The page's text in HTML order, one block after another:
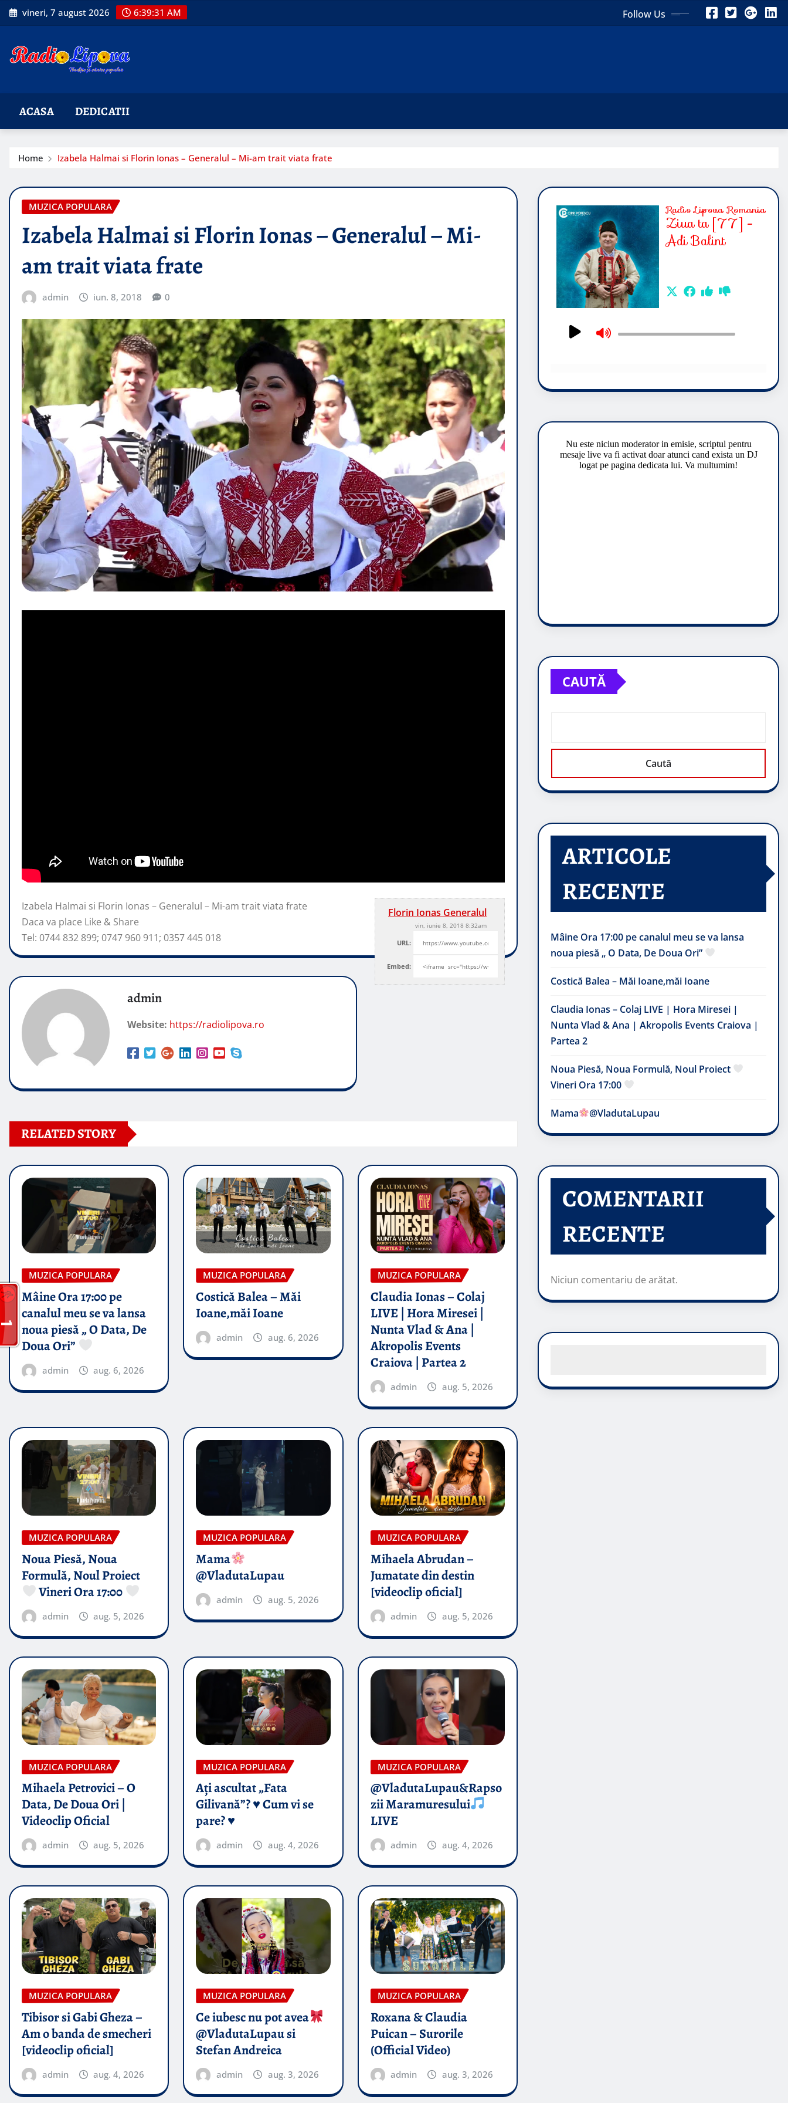
Skip
to
vineri, 7 august 2026 6:39:33 AM Follow Us
ACASA DEDICATII
Home Izabela Halmai si Florin Ionas – Generalul – Mi-am trait viata frate
MUZICA POPULARA
Izabela Halmai si Florin Ionas – Generalul – Mi-
am trait viata frate
admin iun. 8, 2018 0
Florin Ionas Generalul
vin, iunie 8, 2018 8:32am
URL:
Embed:
Izabela Halmai si Florin Ionas – Generalul – Mi-am trait viata frate
Daca va place Like & Share
Tel: 0744 832 899; 0747 960 911; 0357 445 018
admin
Website: https://radiolipova.ro
RELATED STORY
MUZICA POPULARA
Mâine Ora 17:00 pe
canalul meu se va lansa
noua piesă „ O Data, De
Doua Ori”
admin aug. 6, 2026
MUZICA POPULARA
Costică Balea – Măi
Ioane,măi Ioane
admin aug. 6, 2026
MUZICA POPULARA
Claudia Ionas – Colaj
LIVE | Hora Miresei |
Nunta Vlad & Ana |
Akropolis Events
Craiova | Partea 2
admin aug. 5, 2026
MUZICA POPULARA
Noua Piesă, Noua
Formulă, Noul Proiect
Vineri Ora 17:00
admin aug. 5, 2026
MUZICA POPULARA
Mama
@VladutaLupau
admin aug. 5, 2026
MUZICA POPULARA
Mihaela Abrudan –
Jumatate din destin
[videoclip oficial]
admin aug. 5, 2026
MUZICA POPULARA
Mihaela Petrovici – O
Data, De Doua Ori |
Videoclip Oficial
admin aug. 5, 2026
MUZICA POPULARA
Ați ascultat „Fata
Gilivană”? ♥️ Cum vi se
pare? ♥️
admin aug. 4, 2026
MUZICA POPULARA
@VladutaLupau&Rapso
zii Maramuresului
LIVE
admin aug. 4, 2026
MUZICA POPULARA
Tibisor si Gabi Gheza –
Am o banda de smecheri
[videoclip oficial]
admin aug. 4, 2026
MUZICA POPULARA
Ce iubesc nu pot avea
@VladutaLupau si
Stefan Andreica
admin aug. 3, 2026
MUZICA POPULARA
Roxana & Claudia
Puican – Surorile
(Official Video)
admin aug. 3, 2026
CAUTĂ
Caută
ARTICOLE
RECENTE
Mâine Ora 17:00 pe canalul meu se va lansa
noua piesă „ O Data, De Doua Ori”
Costică Balea – Măi Ioane,măi Ioane
Claudia Ionas – Colaj LIVE | Hora Miresei |
Nunta Vlad & Ana | Akropolis Events Craiova |
Partea 2
Noua Piesă, Noua Formulă, Noul Proiect
Vineri Ora 17:00
Mama @VladutaLupau
COMENTARII
RECENTE
Niciun comentariu de arătat.